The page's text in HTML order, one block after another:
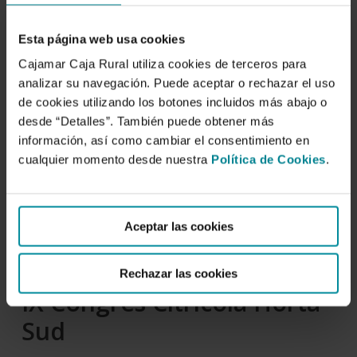
Esta página web usa cookies
Cajamar Caja Rural utiliza cookies de terceros para
analizar su navegación. Puede aceptar o rechazar el uso
de cookies utilizando los botones incluidos más abajo o
desde “Detalles”. También puede obtener más
información, así como cambiar el consentimiento en
cualquier momento desde nuestra Política de Cookies.
Aceptar las cookies
Rechazar las cookies
IX Congrés Citrícola Horta
Sud